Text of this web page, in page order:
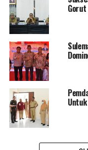
dilakukan kerjasama
dan Politik
yang sudah ada salah
sekolah.
“Ada kegiatan-
dini hal-hal yang
kerjasamakan
sosialisasikan juga ke
tidak mudah disusupi
radikal seperti itu,”